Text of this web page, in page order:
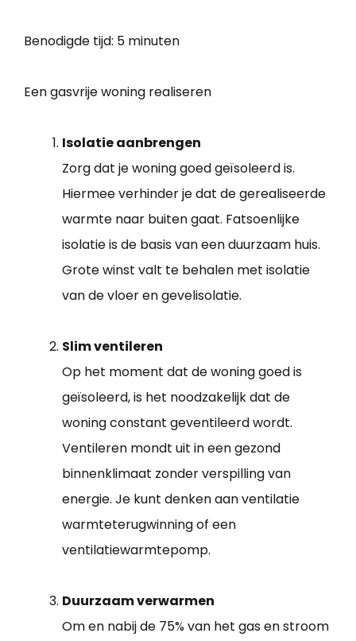
Benodigde tijd: 5 minuten
Een gasvrije woning realiseren
Isolatie aanbrengen
Zorg dat je woning goed geïsoleerd is.
Hiermee verhinder je dat de gerealiseerde
warmte naar buiten gaat. Fatsoenlijke
isolatie is de basis van een duurzaam huis.
Grote winst valt te behalen met isolatie
van de vloer en gevelisolatie.
Slim ventileren
Op het moment dat de woning goed is
geïsoleerd, is het noodzakelijk dat de
woning constant geventileerd wordt.
Ventileren mondt uit in een gezond
binnenklimaat zonder verspilling van
energie. Je kunt denken aan ventilatie
warmteterugwinning of een
ventilatiewarmtepomp.
Duurzaam verwarmen
Om en nabij de 75% van het gas en stroom